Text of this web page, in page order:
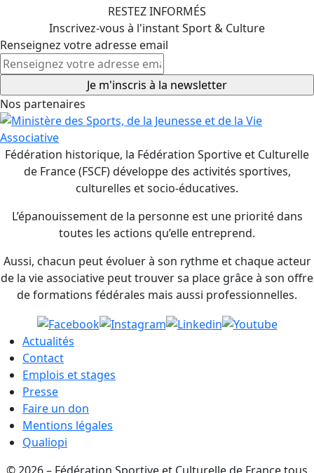
RESTEZ INFORMÉS
Inscrivez-vous à l'instant Sport & Culture
Renseignez votre adresse email
Nos partenaires
Fédération historique, la Fédération Sportive et Culturelle
de France (FSCF) développe des activités sportives,
culturelles et socio-éducatives.
L’épanouissement de la personne est une priorité dans
toutes les actions qu’elle entreprend.
Aussi, chacun peut évoluer à son rythme et chaque acteur
de la vie associative peut trouver sa place grâce à son offre
de formations fédérales mais aussi professionnelles.
Actualités
Contact
Emplois et stages
Presse
Faire un don
Mentions légales
Qualiopi